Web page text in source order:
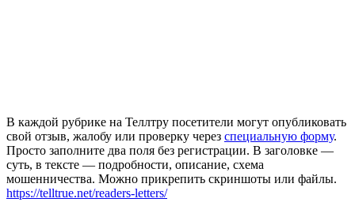
В каждой рубрике на Теллтру посетители могут опубликовать
свой отзыв, жалобу или проверку через специальную форму.
Просто заполните два поля без регистрации. В заголовке —
суть, в тексте — подробности, описание, схема
мошенничества. Можно прикрепить скриншоты или файлы.
https://telltrue.net/readers-letters/